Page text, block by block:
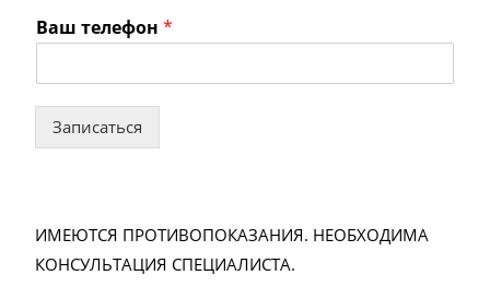
Ваш телефон *
Записаться
ИМЕЮТСЯ ПРОТИВОПОКАЗАНИЯ. НЕОБХОДИМА
КОНСУЛЬТАЦИЯ СПЕЦИАЛИСТА.